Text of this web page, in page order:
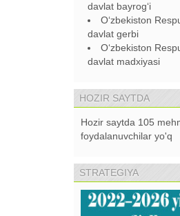
davlat bayrog‘i
O‘zbekiston
davlat gerbi
O‘zbekiston
davlat madxiyasi
HOZIR SAYTDA
Hozir saytda 105
foydalanuvchilar yo'q
STRATEGIYA